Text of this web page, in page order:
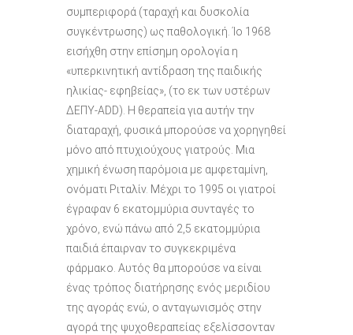
συμπεριφορά (ταραχή και δυσκολία
συγκέντρωσης) ως παθολογική. Ίο 1968
εισήχθη στην επίσημη ορολογία η
«υπερκινητική αντίδραση της παιδικής
ηλικίας- εφηβείας», (το εκ των υστέρων
ΔΕΠΥ-ADD). Η θεραπεία για αυτήν την
διαταραχή, φυσικά μπορούσε να χορηγηθεί
μόνο από πτυχιούχους γιατρούς. Μια
χημική ένωση παρόμοια με αμφεταμίνη,
ονόματι Ριταλίν. Μέχρι το 1995 οι γιατροί
έγραφαν 6 εκατομμύρια συνταγές το
χρόνο, ενώ πάνω από 2,5 εκατομμύρια
παιδιά έπαιρναν το συγκεκριμένα
φάρμακο. Αυτός θα μπορούσε να είναι
ένας τρόπος διατήρησης ενός μεριδίου
της αγοράς ενώ, ο ανταγωνισμός στην
αγορά της ψυχοθεραπείας εξελίσσονταν